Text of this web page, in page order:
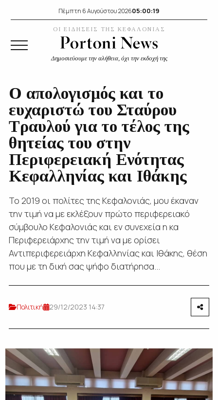
Πέμπτη 6 Αυγούστου 202605:00:20
ΟΙ ΕΙΔΗΣΕΙΣ ΤΗΣ ΚΕΦΑΛΟΝΙΑΣ
Δημοσιεύουμε την αλήθεια, όχι την εκδοχή της
Ο απολογισμός και το
ευχαριστώ του Σταύρου
Τραυλού για το τέλος της
θητείας του στην
Περιφερειακή Ενότητας
Κεφαλληνίας και Ιθάκης
Το 2019 οι πολίτες της Κεφαλονιάς, μου έκαναν
την τιμή να με εκλέξουν πρώτο περιφερειακό
σύμβουλο Κεφαλονιάς και εν συνεχεία η κα
Περιφερειάρχης την τιμή να με ορίσει
Αντιπεριφερειάρχη Κεφαλληνίας και Ιθάκης, θέση
που με τη δική σας ψήφο διατήρησα...
Πολιτική 29/12/2023 14:37